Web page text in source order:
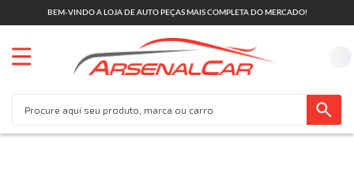
BEM-VINDO A LOJA DE AUTO PEÇAS MAIS COMPLETA DO MERCADO!